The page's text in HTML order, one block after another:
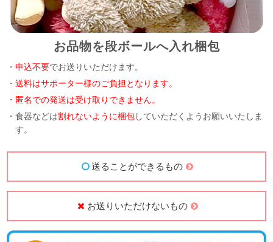
お品物を段ボールへ入れ梱包
・申込不要でお送りいただけます。
・送料はサポーター様のご負担となります。
・ 匿名での発送は受け取りできません。
・食器などは割れないように梱包していただくようお願いいたしま
す。
送ることができるもの
お送りいただけないもの